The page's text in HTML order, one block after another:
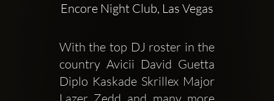
Encore Night Club, Las Vegas
With the top DJ roster in the
country Avicii David Guetta
Diplo Kaskade Skrillex Major